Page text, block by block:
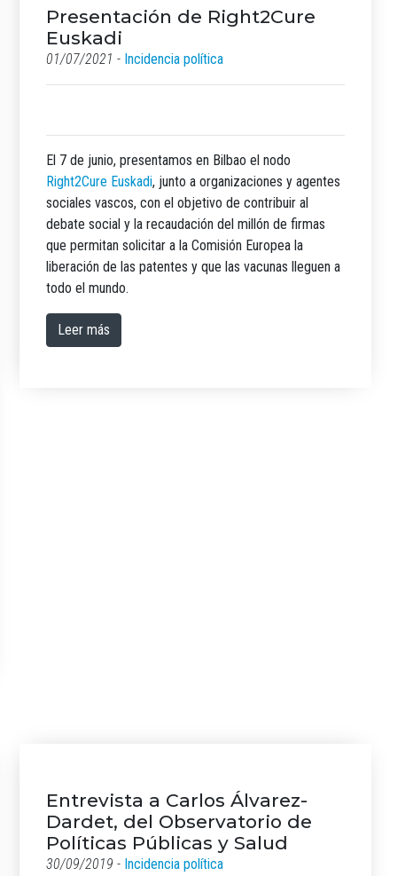
Presentación de Right2Cure
Euskadi
01/07/2021 - Incidencia política
El 7 de junio, presentamos en Bilbao el nodo
Right2Cure Euskadi, junto a organizaciones y agentes
sociales vascos, con el objetivo de contribuir al
debate social y la recaudación del millón de firmas
que permitan solicitar a la Comisión Europea la
liberación de las patentes y que las vacunas lleguen a
todo el mundo.
Leer más
Entrevista a Carlos Álvarez-
Dardet, del Observatorio de
Políticas Públicas y Salud
30/09/2019 - Incidencia política